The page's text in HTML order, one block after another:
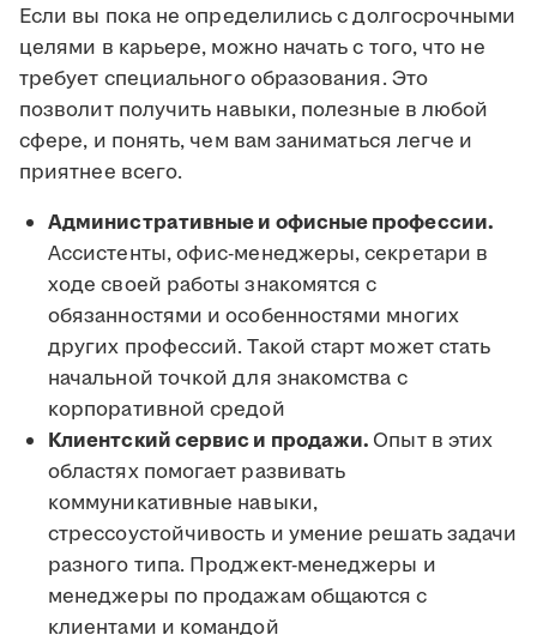
Если вы пока не определились с долгосрочными
целями в карьере, можно начать с того, что не
требует специального образования. Это
позволит получить навыки, полезные в любой
сфере, и понять, чем вам заниматься легче и
приятнее всего.
Административные и офисные профессии.
Ассистенты, офис-менеджеры, секретари в
ходе своей работы знакомятся с
обязанностями и особенностями многих
других профессий. Такой старт может стать
начальной точкой для знакомства с
корпоративной средой
Клиентский сервис и продажи. Опыт в этих
областях помогает развивать
коммуникативные навыки,
стрессоустойчивость и умение решать задачи
разного типа. Проджект-менеджеры и
менеджеры по продажам общаются с
клиентами и командой